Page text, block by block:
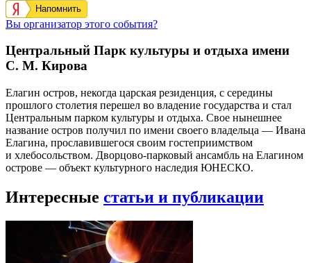
Напомнить
Вы организатор этого события?
Центральный Парк культуры и отдыха имени
С. М. Кирова
Елагин остров, некогда царская резиденция, с середины
прошлого столетия перешел во владение государства и стал
Центральным парком культуры и отдыха. Свое нынешнее
название остров получил по имени своего владельца — Ивана
Елагина, прославившегося своим гостеприимством
и хлебосольством. Дворцово-парковый ансамбль на Елагином
острове — объект культурного наследия ЮНЕСКО.
Интересные статьи и публикации